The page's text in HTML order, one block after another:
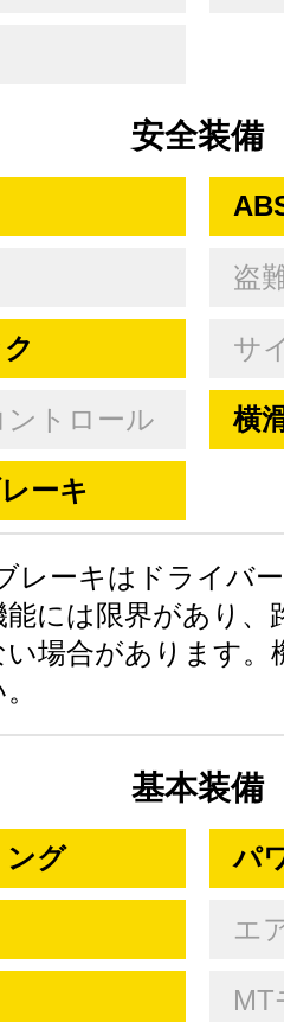
安全装備
盗
サ
ントロール 横
ーキ
レーキはドライバ
には限界があり、
場合があります。
基本装備
ング パ
エ
MT